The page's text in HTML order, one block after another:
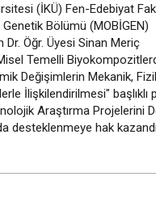
(İKÜ) Fen-Edebiyat
Bölümü (MOBİGEN)
Öğr. Üyesi Sinan Meriç
Temelli
Değişimlerin Mekanik,
İlişkilendirilmesi" başlıklı
Araştırma Projelerini
desteklenmeye hak